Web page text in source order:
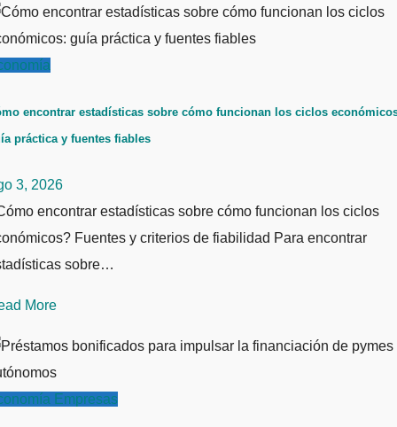
encontrar estadísticas sobre cómo funcionan los ciclos
práctica y fuentes fiables
3, 2026
encontrar estadísticas sobre cómo funcionan los ciclos
Fuentes y criterios de fiabilidad Para encontrar
sobre…
More
Empresas